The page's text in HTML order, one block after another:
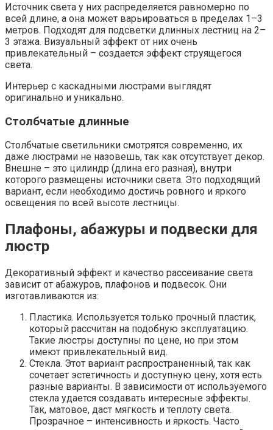
Источник света у них распределяется равномерно по
всей длине, а она может варьироваться в пределах 1–3
метров. Подходят для подсветки длинных лестниц на 2–
3 этажа. Визуальный эффект от них очень
привлекательный – создается эффект струящегося
света.
Интерьер с каскадными люстрами выглядят
оригинально и уникально.
Столбчатые длинные
Столбчатые светильники смотрятся современно, их
даже люстрами не назовешь, так как отсутствует декор.
Внешне – это цилиндр (длина его разная), внутри
которого размещены источники света. Это подходящий
вариант, если необходимо достичь ровного и яркого
освещения по всей высоте лестницы.
Плафоны, абажуры и подвески для
люстр
Декоративный эффект и качество рассеивание света
зависит от абажуров, плафонов и подвесок. Они
изготавливаются из:
Пластика. Используется только прочный пластик,
который рассчитан на подобную эксплуатацию.
Такие люстры доступны по цене, но при этом
имеют привлекательный вид.
Стекла. Этот вариант распространенный, так как
сочетает эстетичность и доступную цену, хотя есть
разные варианты. В зависимости от используемого
стекла удается создавать интересные эффекты.
Так, матовое, даст мягкость и теплоту света.
Прозрачное – интенсивность и яркость. Часто